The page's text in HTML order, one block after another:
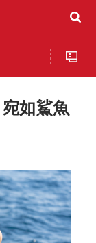
如鯊魚